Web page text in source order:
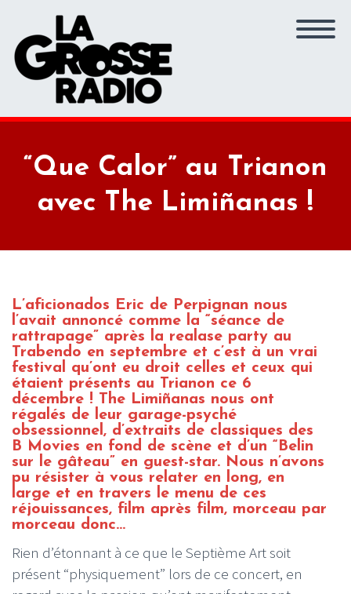
“Que Calor” au Trianon
avec The Limiñanas !
L’aficionados Eric de Perpignan nous
l’avait annoncé comme la “séance de
rattrapage” après la realase party au
Trabendo en septembre et c’est à un vrai
festival qu’ont eu droit celles et ceux qui
étaient présents au Trianon ce 6
décembre ! The Limiñanas nous ont
régalés de leur garage-psyché
obsessionnel, d’extraits de classiques des
B Movies en fond de scène et d’un “Belin
sur le gâteau” en guest-star. Nous n’avons
pu résister à vous relater en long, en
large et en travers le menu de ces
réjouissances, film après film, morceau par
morceau donc…
Rien d’étonnant à ce que le Septième Art soit
présent “physiquement” lors de ce concert, en